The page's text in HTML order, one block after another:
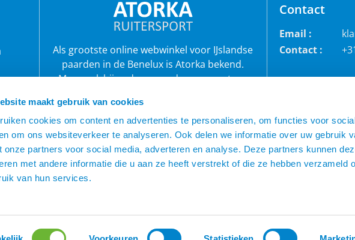
maakt gebruik van cookies
cookies om content en advertenties te personaliseren, om functies voor
om ons websiteverkeer te analyseren. Ook delen we informatie over uw gebruik
onze partners voor social media, adverteren en analyse. Deze partners kunnen
met andere informatie die u aan ze heeft verstrekt of die ze hebben verzameld
van hun services.
Als grootste online webwinkel voor IJslandse
paarden in de Benelux is Atorka bekend.
Maar ook bij andere paardenrassen staan
rijbroeken, waterdichte ruiterjassen en zo
veel meer!
Contact
Email :
Contact :